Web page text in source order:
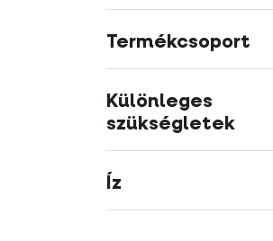
Termékcsoport
Különleges
szükségletek
Íz